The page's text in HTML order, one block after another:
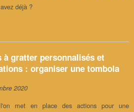
déjà ?
à gratter personnalisés et
: organiser une tombola
2020
l'on met en place des actions pour une